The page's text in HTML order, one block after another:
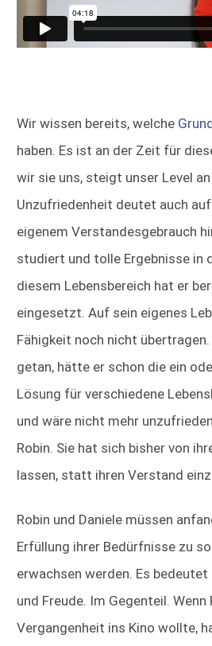
Wir wissen bereits, welche
haben. Es ist an der Zeit für
wir sie uns, steigt unser Level
Unzufriedenheit deutet auch
eigenem Verstandesgebrauch
studiert und tolle Ergebnisse in
diesem Lebensbereich hat er
eingesetzt. Auf sein eigenes
Fähigkeit noch nicht
getan, hätte er schon die ein
Lösung für verschiedene
und wäre nicht mehr
Robin. Sie hat sich bisher von
lassen, statt ihren Verstand
Robin und Daniele müssen
Erfüllung ihrer Bedürfnisse zu
erwachsen werden. Es bedeutet
und Freude. Im Gegenteil. Wenn
Vergangenheit ins Kino wollte,